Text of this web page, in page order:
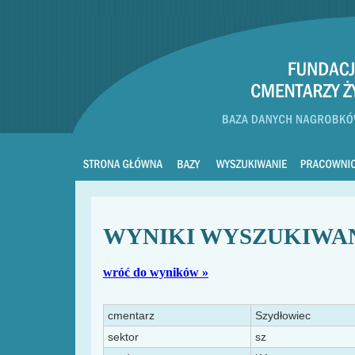
WYNIKI
wróć do wyników »
cmentarz
Szydłowiec
sektor
sz